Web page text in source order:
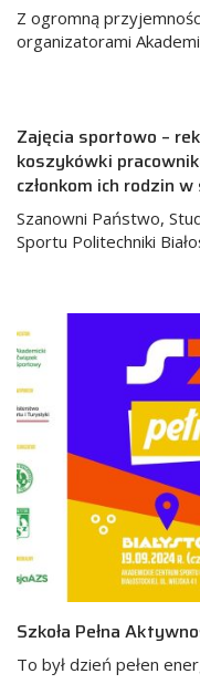
Z ogromną
organizatorami
Zajęcia sportowo –
koszykówki
członkom ich rodzin
Szanowni Państwo,
Sportu Politechniki
Szkoła Pełna
To był dzień pełen